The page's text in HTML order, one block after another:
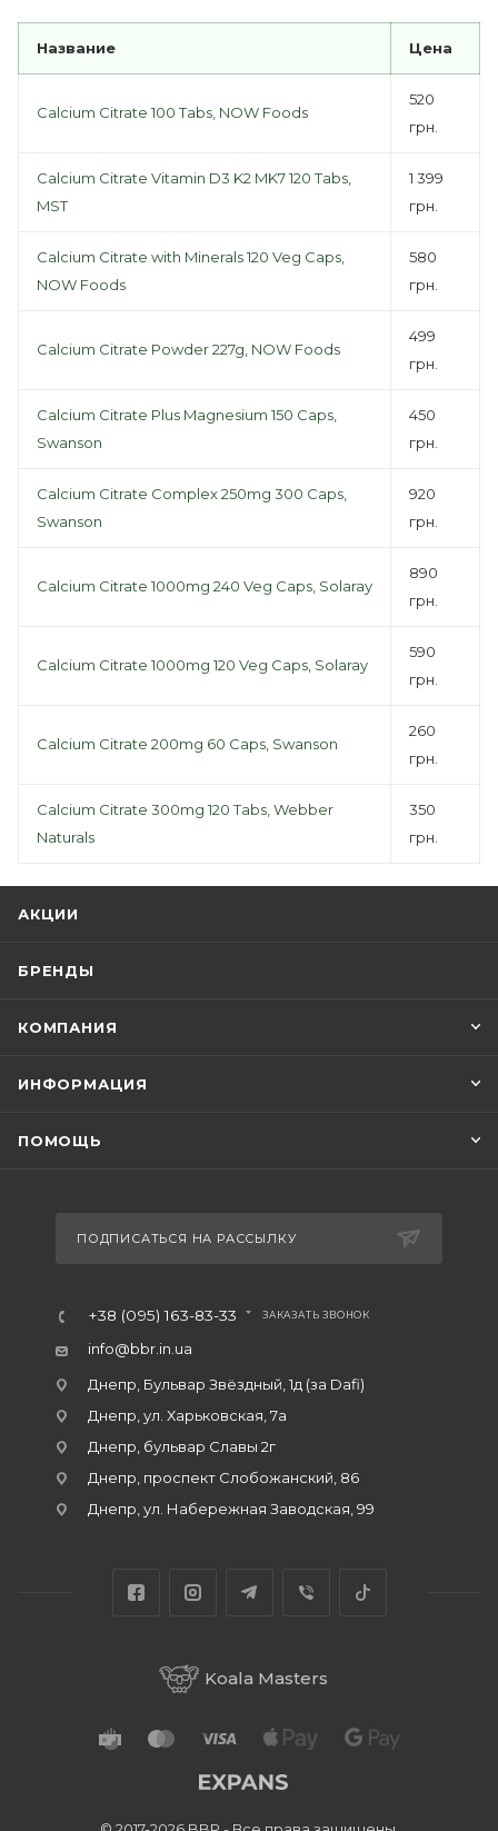
Название Цена
Calcium Citrate 100 Tabs, NOW Foods
520
грн.
Calcium Citrate Vitamin D3 K2 MK7 120 Tabs,
MST
1 399
грн.
Calcium Citrate with Minerals 120 Veg Caps,
NOW Foods
580
грн.
Calcium Citrate Powder 227g, NOW Foods
499
грн.
Calcium Citrate Plus Magnesium 150 Caps,
Swanson
450
грн.
Calcium Citrate Complex 250mg 300 Caps,
Swanson
920
грн.
Calcium Citrate 1000mg 240 Veg Caps, Solaray
890
грн.
Calcium Citrate 1000mg 120 Veg Caps, Solaray
590
грн.
Calcium Citrate 200mg 60 Caps, Swanson
260
грн.
Calcium Citrate 300mg 120 Tabs, Webber
Naturals
350
грн.
АКЦИИ
БРЕНДЫ
КОМПАНИЯ
ИНФОРМАЦИЯ
ПОМОЩЬ
ПОДПИСАТЬСЯ НА РАССЫЛКУ
+38 (095) 163-83-33 ЗАКАЗАТЬ ЗВОНОК
info@bbr.in.ua
Днепр, Бульвар Звёздный, 1д (за Dafi)
Днепр, ул. Харьковская, 7а
Днепр, бульвар Славы 2г
Днепр, проспект Слобожанский, 86
Днепр, ул. Набережная Заводская, 99
Koala Masters